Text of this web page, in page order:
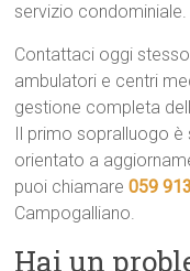
servizio condominiale.
Contattaci oggi
ambulatori e centri
gestione completa
Il primo sopralluogo
orientato a
puoi chiamare059
Campogalliano.
Hai un